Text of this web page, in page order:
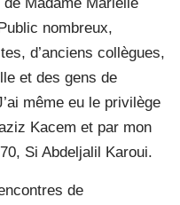
nombreux,
d’anciens collègues,
et des gens de
même eu le privilège
Kacem et par mon
Si Abdeljalil Karoui.
de